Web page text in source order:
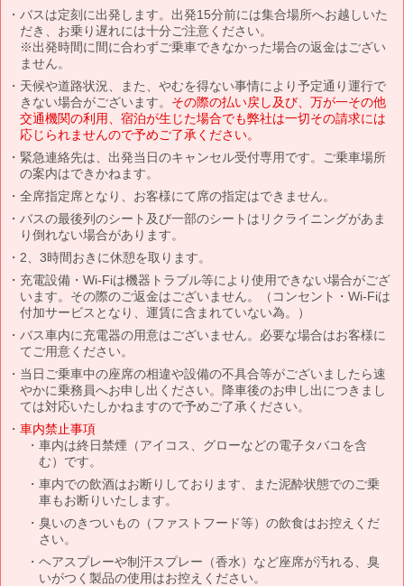
バスは定刻に出発します。出発15分前には集合場所へお越しいた
だき、お乗り遅れには十分ご注意ください。
※出発時間に間に合わずご乗車できなかった場合の返金はござい
ません。
天候や道路状況、また、やむを得ない事情により予定通り運行で
きない場合がございます。 その際の払い戻し及び、万が一その他
交通機関の利用、宿泊が生じた場合でも弊社は一切その請求には
応じられませんので予めご了承ください。
緊急連絡先は、出発当日のキャンセル受付専用です。ご乗車場所
の案内はできかねます。
全席指定席となり、お客様にて席の指定はできません。
バスの最後列のシート及び一部のシートはリクライニングがあま
り倒れない場合があります。
2、3時間おきに休憩を取ります。
充電設備・Wi-Fiは機器トラブル等により使用できない場合がござ
います。その際のご返金はございません。（コンセント・Wi-Fiは
付加サービスとなり、運賃に含まれていない為。）
バス車内に充電器の用意はございません。必要な場合はお客様に
てご用意ください。
当日ご乗車中の座席の相違や設備の不具合等がございましたら速
やかに乗務員へお申し出ください。降車後のお申し出につきまし
ては対応いたしかねますので予めご了承ください。
車内禁止事項
車内は終日禁煙（アイコス、グローなどの電子タバコを含
む）です。
車内での飲酒はお断りしております、また泥酔状態でのご乗
車もお断りいたします。
臭いのきついもの（ファストフード等）の飲食はお控えくだ
さい。
ヘアスプレーや制汗スプレー（香水）など座席が汚れる、臭
いがつく製品の使用はお控えください。